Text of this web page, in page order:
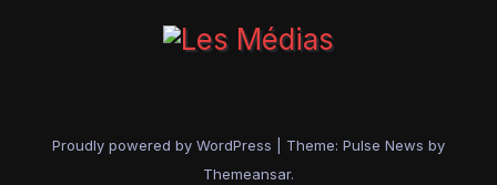
Proudly powered by WordPress Theme: Pulse News by
Themeansar.